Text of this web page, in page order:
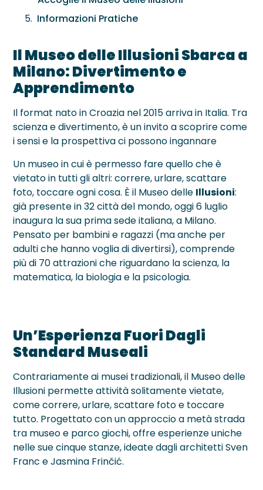
Informazioni Pratiche
Il Museo delle Illusioni Sbarca a
Milano: Divertimento e
Apprendimento
Il format nato in Croazia nel 2015 arriva in Italia. Tra
scienza e divertimento, è un invito a scoprire come
i sensi e la prospettiva ci possono ingannare
Un museo in cui è permesso fare quello che è
vietato in tutti gli altri: correre, urlare, scattare
foto, toccare ogni cosa. È il Museo delle Illusioni:
già presente in 32 città del mondo, oggi 6 luglio
inaugura la sua prima sede italiana, a Milano.
Pensato per bambini e ragazzi (ma anche per
adulti che hanno voglia di divertirsi), comprende
più di 70 attrazioni che riguardano la scienza, la
matematica, la biologia e la psicologia.
Un’Esperienza Fuori Dagli
Standard Museali
Contrariamente ai musei tradizionali, il Museo delle
Illusioni permette attività solitamente vietate,
come correre, urlare, scattare foto e toccare
tutto. Progettato con un approccio a metà strada
tra museo e parco giochi, offre esperienze uniche
nelle sue cinque stanze, ideate dagli architetti Sven
Franc e Jasmina Frinčić.
Maculopatie
Retinopatie ›
Neurite Ottica
OCT – Segmento Posteriore
Pachimetria
Pupillometria
Tonometria
Topografia Corneale